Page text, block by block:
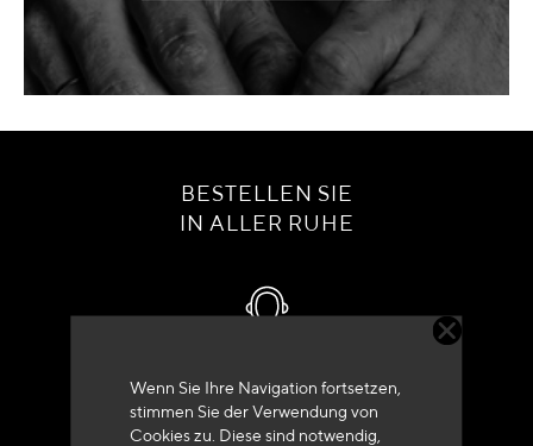
Wenn Sie Ihre Navigation fortsetzen,
stimmen Sie der Verwendung von
Cookies zu. Diese sind notwendig,
BESTELLEN SIE
IN ALLER RUHE
Kundenservice
+33 (0)4 79 72 62 22 Drücken 1